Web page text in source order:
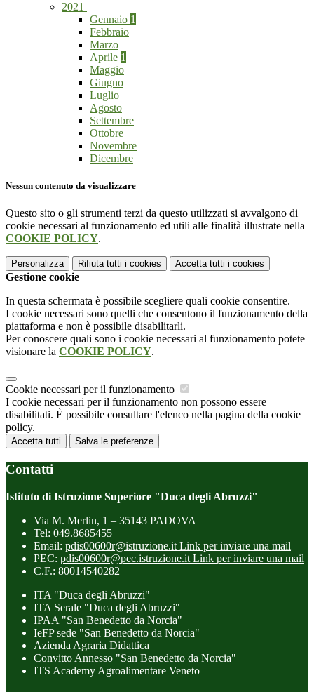
2021
Gennaio 1
Febbraio
Marzo
Aprile 1
Maggio
Giugno
Luglio
Agosto
Settembre
Ottobre
Novembre
Dicembre
Nessun contenuto da visualizzare
Questo sito o gli strumenti terzi da questo utilizzati si avvalgono di
cookie necessari al funzionamento ed utili alle finalità illustrate nella
COOKIE POLICY.
Personalizza Rifiuta tutti i cookies Accetta tutti i cookies
Gestione cookie
In questa schermata è possibile scegliere quali cookie consentire.
I cookie necessari sono quelli che consentono il funzionamento della
piattaforma e non è possibile disabilitarli.
Per conoscere quali sono i cookie necessari al funzionamento potete
visionare la COOKIE POLICY.
Cookie necessari per il funzionamento
I cookie necessari per il funzionamento non possono essere
disabilitati. È possibile consultare l'elenco nella pagina della cookie
policy.
Accetta tutti Salva le preferenze
Contatti
Istituto di Istruzione Superiore "Duca degli Abruzzi"
Via M. Merlin, 1 – 35143 PADOVA
Tel: 049.8685455
Email: pdis00600r@istruzione.it Link per inviare una mail
PEC: pdis00600r@pec.istruzione.it Link per inviare una mail
C.F.: 80014540282
ITA "Duca degli Abruzzi"
ITA Serale "Duca degli Abruzzi"
IPAA "San Benedetto da Norcia"
IeFP sede "San Benedetto da Norcia"
Azienda Agraria Didattica
Convitto Annesso "San Benedetto da Norcia"
ITS Academy Agroalimentare Veneto